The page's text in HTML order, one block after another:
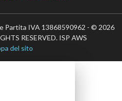
Partita IVA 13868590962 - © 2026
RESERVED. ISP AWS
del sito